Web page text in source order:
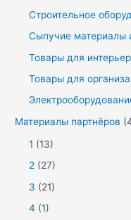
Строительное
Сыпучие материалы
Товары для
Товары для
Материалы партнёров
1 (13)
2 (27)
3 (21)
4 (1)